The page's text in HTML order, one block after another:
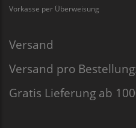
Vorkasse per Überweisung
Versand
Versand pro
Gratis Lieferung ab